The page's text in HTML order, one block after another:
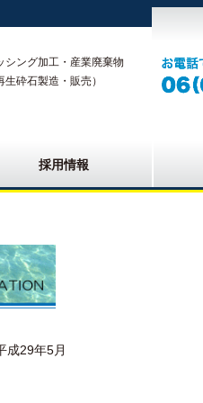
シング加工・産業廃棄物
砕石製造・販売）
採用情報